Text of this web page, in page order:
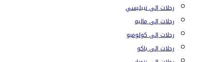
رحلات إلى تبيليسي
رحلات إلى ماليه
رحلات إلى كولومبو
رحلات إلى باكو